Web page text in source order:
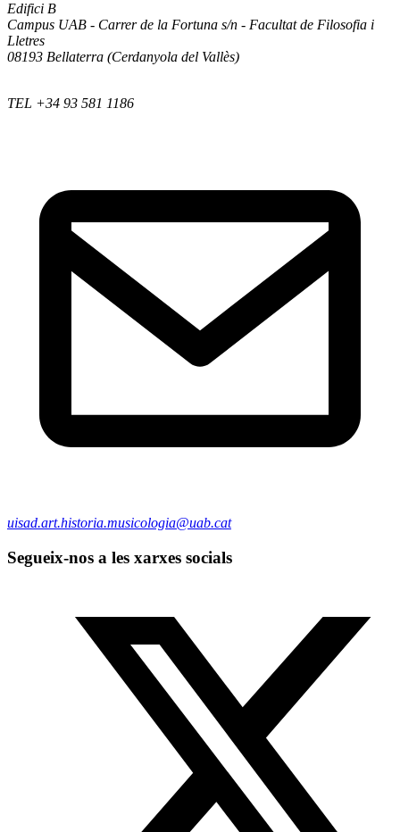
Edifici B
Campus UAB - Carrer de la Fortuna s/n - Facultat de Filosofia i
Lletres
08193 Bellaterra (Cerdanyola del Vallès)
TEL +34 93 581 1186
uisad.art.historia.musicologia@uab.cat
Segueix-nos a les xarxes socials